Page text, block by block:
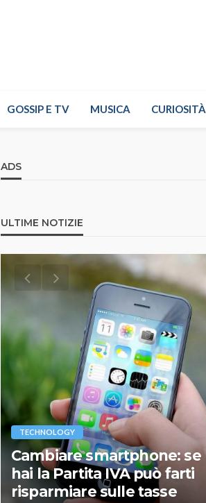
GOSSIP E TV MUSICA CURIOSITÀ
ADS
ULTIME NOTIZIE
TECHNOLOGY
Cambiare smartphone: se
hai la Partita IVA può farti
risparmiare sulle tasse